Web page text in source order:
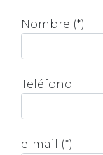
Nombre (*)
Teléfono
e-mail (*)